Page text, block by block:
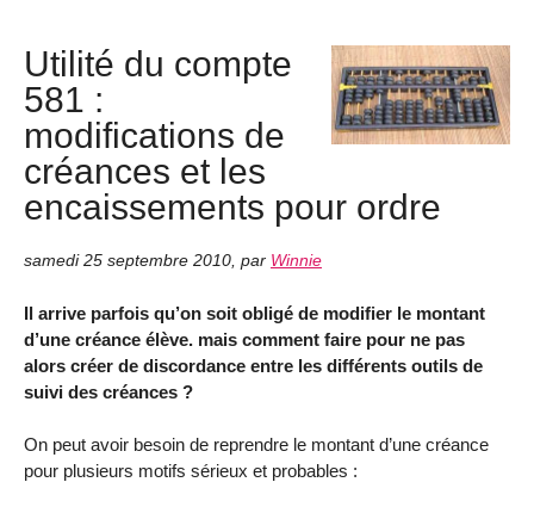
Utilité du compte
581 :
modifications de
créances et les
encaissements pour ordre
samedi 25 septembre 2010 par Winnie
Il arrive parfois qu’on soit obligé de modifier le montant
d’une créance élève. mais comment faire pour ne pas
alors créer de discordance entre les différents outils de
suivi des créances ?
On peut avoir besoin de reprendre le montant d’une créance
pour plusieurs motifs sérieux et probables :